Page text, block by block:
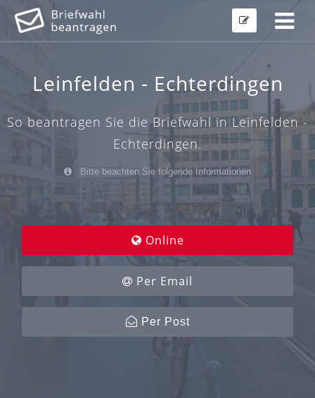
Leinfelden - Echterdingen
So beantragen Sie die Briefwahl in Leinfelden -
Echterdingen.
Bitte beachten Sie folgende Informationen
Online
Per Email
Per Post